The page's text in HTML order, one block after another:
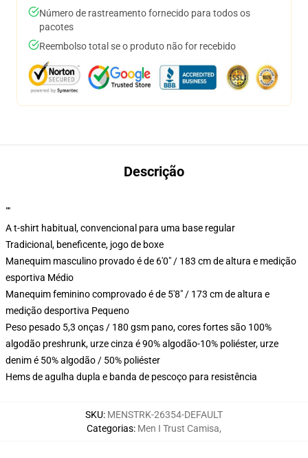
Número de rastreamento fornecido para todos os
pacotes
Reembolso total se o produto não for recebido
Descrição
""
A t-shirt habitual, convencional para uma base regular
Tradicional, beneficente, jogo de boxe
Manequim masculino provado é de 6'0" / 183 cm de altura e medição
esportiva Médio
Manequim feminino comprovado é de 5'8" / 173 cm de altura e
medição desportiva Pequeno
Peso pesado 5,3 onças / 180 gsm pano, cores fortes são 100%
algodão preshrunk, urze cinza é 90% algodão-10% poliéster, urze
denim é 50% algodão / 50% poliéster
Hems de agulha dupla e banda de pescoço para resistência
SKU: MENSTRK-26354-DEFAULT
Categorias: Men I Trust Camisa,